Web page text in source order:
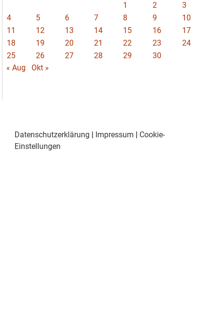
1 2
3
4
5 6 7 8 9
10
11
12 13 14 15 16
17
18
19 20 21 22 23
24
25
26 27 28 29
30
« Aug
Okt »
Datenschutzerklärung Impressum
Cookie-
Einstellungen